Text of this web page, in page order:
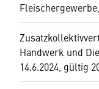
Handwerk und
14.6.2024, gültig